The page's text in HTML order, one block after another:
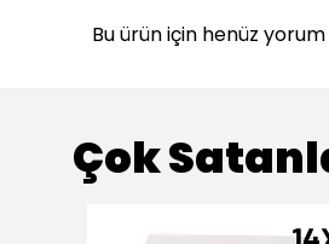
Bu ürün için henüz yorum
Çok